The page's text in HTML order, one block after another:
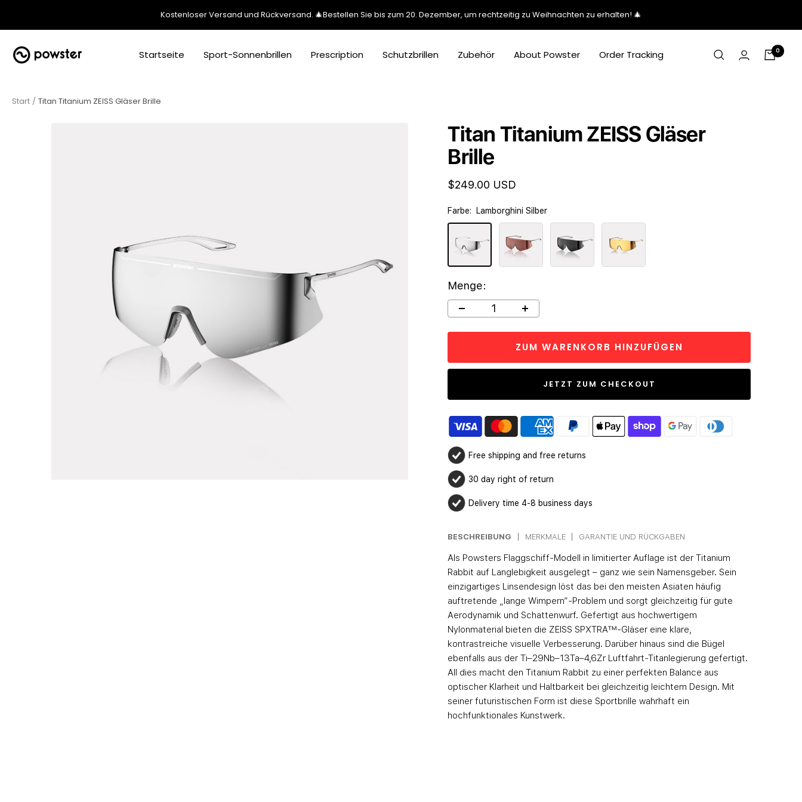
Kostenloser Versand und Rückversand. 🎄Bestellen Sie bis zum 20. Dezember, um rechtzeitig zu Weihnachten zu erhalten! 🎄
Startseite Sport-Sonnenbrillen Prescription Schutzbrillen Zubehör About Powster Order Tracking
Powster 0
Start Titan Titanium ZEISS Gläser Brille
Titan Titanium ZEISS Gläser
Brille
Angebotspreis
$249.00 USD
Farbe: Lamborghini Silber
Silber
Gold
Menge:
Menge
verringern
Menge
erhöhen
ZUM WARENKORB HINZUFÜGEN
JETZT ZUM CHECKOUT
Free shipping and free returns
30 day right of return
Delivery time 4-8 business days
BESCHREIBUNG MERKMALE GARANTIE UND RÜCKGABEN
Als Powsters Flaggschiff-Modell in limitierter Auflage ist der Titanium
Rabbit auf Langlebigkeit ausgelegt – ganz wie sein Namensgeber. Sein
einzigartiges Linsendesign löst das bei den meisten Asiaten häufig
auftretende „lange Wimpern“-Problem und sorgt gleichzeitig für gute
Aerodynamik und Schattenwurf. Gefertigt aus hochwertigem
Nylonmaterial bieten die ZEISS SPXTRA™-Gläser eine klare,
kontrastreiche visuelle Verbesserung. Darüber hinaus sind die Bügel
ebenfalls aus der Ti–29Nb–13Ta–4,6Zr Luftfahrt-Titanlegierung gefertigt.
All dies macht den Titanium Rabbit zu einer perfekten Balance aus
optischer Klarheit und Haltbarkeit bei gleichzeitig leichtem Design. Mit
seiner futuristischen Form ist diese Sportbrille wahrhaft ein
hochfunktionales Kunstwerk.